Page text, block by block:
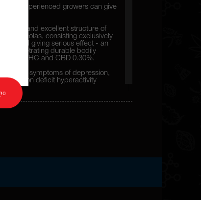
less experienced growers can give
and excellent structure of
large colas, consisting exclusively
and giving serious effect - an
penetrating durable bodily
of THC and CBD 0.30%.
the symptoms of depression,
attention deficit hyperactivity